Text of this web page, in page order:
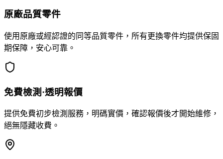
原廠品質零件
使用原廠或經認證的同等品質零件，所有更換零件均提供保固
期保障，安心可靠。
免費檢測·透明報價
提供免費初步檢測服務，明碼實價，確認報價後才開始維修，
絕無隱藏收費。